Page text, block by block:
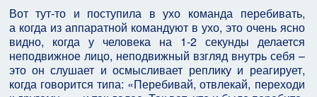
Вот тут-то и поступила в ухо команда перебивать,
а когда из аппаратной командуют в ухо, это очень ясно
видно, когда у человека на 1-2 секунды делается
неподвижное лицо, неподвижный взгляд внутрь себя –
это он слушает и осмысливает реплику и реагирует,
когда говорится типа: «Перебивай, отвлекай, переходи